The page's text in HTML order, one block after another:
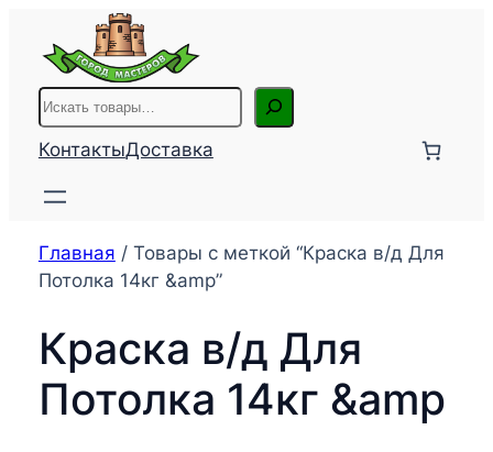
содержимому
Поиск
КонтактыДоставка
Главная / Товары с меткой “Краска в/д Для
Потолка 14кг &amp”
Краска в/д Для
Потолка 14кг &amp